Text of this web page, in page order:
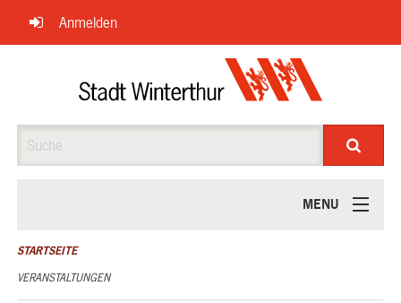
Navigation
überspringen
Anmelden
MENU
ÜBER UNS
STARTSEITE
VERANSTALTUNGEN